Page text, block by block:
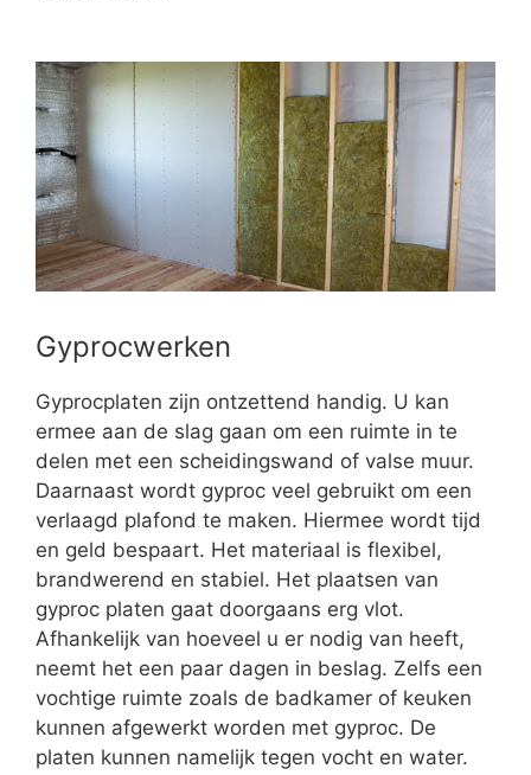
Gyprocwerken
Gyprocplaten zijn ontzettend handig. U kan
ermee aan de slag gaan om een ruimte in te
delen met een scheidingswand of valse muur.
Daarnaast wordt gyproc veel gebruikt om een
verlaagd plafond te maken. Hiermee wordt tijd
en geld bespaart. Het materiaal is flexibel,
brandwerend en stabiel. Het plaatsen van
gyproc platen gaat doorgaans erg vlot.
Afhankelijk van hoeveel u er nodig van heeft,
neemt het een paar dagen in beslag. Zelfs een
vochtige ruimte zoals de badkamer of keuken
kunnen afgewerkt worden met gyproc. De
platen kunnen namelijk tegen vocht en water.